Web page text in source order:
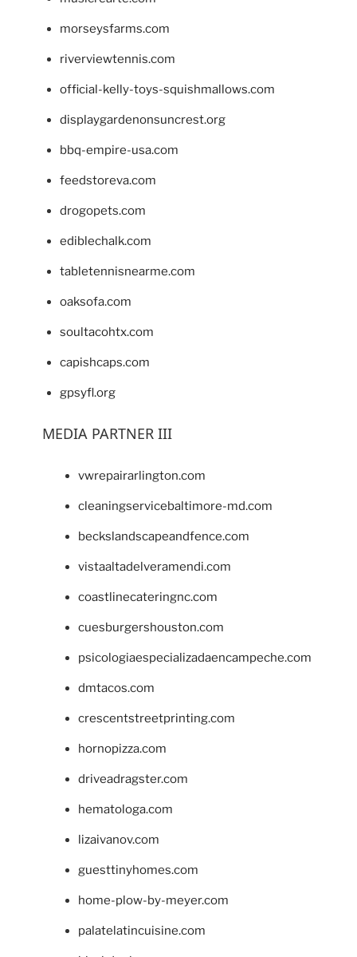
morseysfarms.com
riverviewtennis.com
official-kelly-toys-squishmallows.com
displaygardenonsuncrest.org
bbq-empire-usa.com
feedstoreva.com
drogopets.com
ediblechalk.com
tabletennisnearme.com
oaksofa.com
soultacohtx.com
capishcaps.com
gpsyfl.org
MEDIA PARTNER III
vwrepairarlington.com
cleaningservicebaltimore-md.com
beckslandscapeandfence.com
vistaaltadelveramendi.com
coastlinecateringnc.com
cuesburgershouston.com
psicologiaespecializadaencampeche.com
dmtacos.com
crescentstreetprinting.com
hornopizza.com
driveadragster.com
hematologa.com
lizaivanov.com
guesttinyhomes.com
home-plow-by-meyer.com
palatelatincuisine.com